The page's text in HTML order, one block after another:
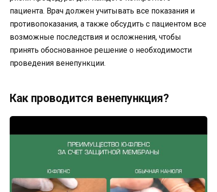
пациента. Врач должен учитывать все показания и
противопоказания, а также обсудить с пациентом все
возможные последствия и осложнения, чтобы
принять обоснованное решение о необходимости
проведения венепункции.
Как проводится венепункция?